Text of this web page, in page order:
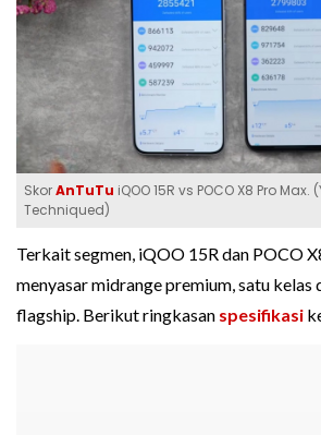
SkorAnTuTu iQOO 15R vs POCO X8 Pro Max.
Techniqued)
Terkait segmen, iQOO 15R dan POCO
menyasar midrange premium, satu kelas
flagship. Berikut ringkasan spesifikasi